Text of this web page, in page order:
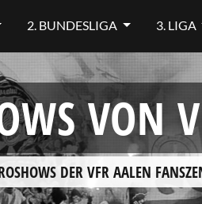
2. BUNDESLIGA 3. LIGA
VON
DER VFR AALEN